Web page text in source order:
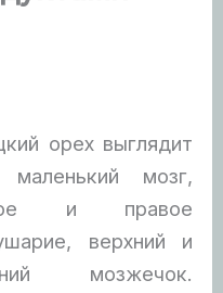
орех выглядит
маленький мозг,
и правое
верхний и
мозжечок.